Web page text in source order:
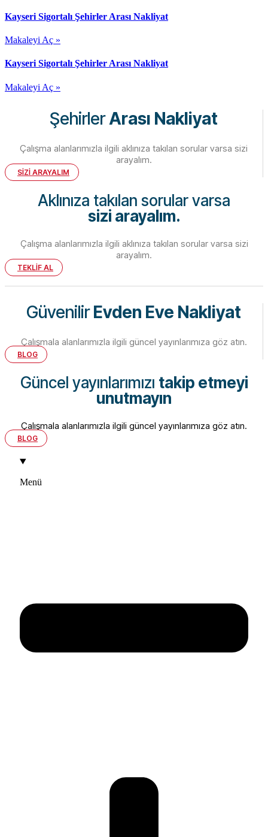
Kayseri Sigortalı Şehirler Arası Nakliyat
Makaleyi Aç »
Kayseri Sigortalı Şehirler Arası Nakliyat
Makaleyi Aç »
ŞehirlerArası Nakliyat
Çalışma alanlarımızla ilgili aklınıza takılan sorular varsa sizi
arayalım.
SİZİ ARAYALIM
Aklınıza takılan sorular varsa
sizi arayalım.
Çalışma alanlarımızla ilgili aklınıza takılan sorular varsa sizi
arayalım.
TEKLİF AL
GüvenilirEvden Eve Nakliyat
Çalışmala alanlarımızla ilgili güncel yayınlarımıza göz atın.
BLOG
Güncel yayınlarımızı takip etmeyi
unutmayın
Çalışmala alanlarımızla ilgili güncel yayınlarımıza göz atın.
BLOG
Menü